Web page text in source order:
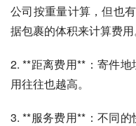
公司按重量计算，但也
据包裹的体积来计算费用
2. **距离费用**：寄件
用往往也越高。
3. **服务费用**：不同